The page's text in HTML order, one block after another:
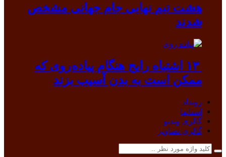
هشت تیم نهایی جام جهانی مشخص
شدند
۱۳ اشتباه رایج هنگام پیاده‌روی که
ممکن است به بدن آسیب بزند
رویداد
استانها
گالری ویدیو
گالری تصاویر